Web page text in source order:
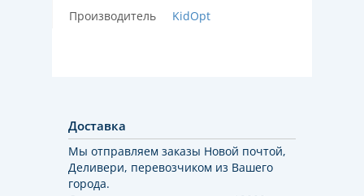
Производитель
KidOpt
Доставка
Мы отправляем заказы Новой почтой,
Деливери, перевозчиком из Вашего
города.